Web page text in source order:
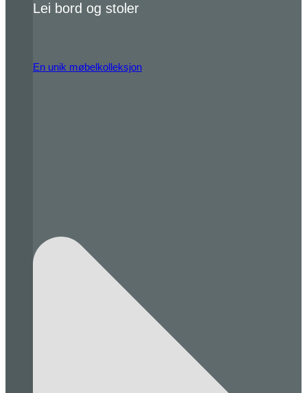
Lei bord og stoler
En unik møbelkolleksjon